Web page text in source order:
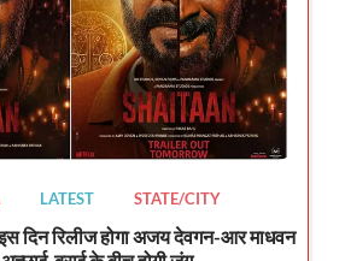
LATEST STATE/CITY
दिन रिलीज होगा अजय देवगन-आर माधवन